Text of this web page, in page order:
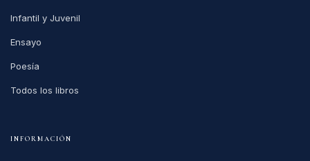
Infantil y Juvenil
Ensayo
Poesía
Todos los libros
INFORMACIÓN